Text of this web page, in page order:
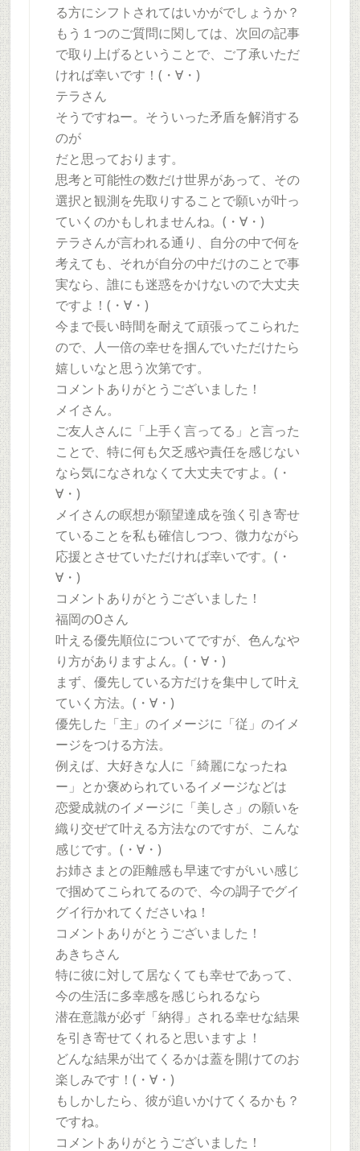
る方にシフトされてはいかがでしょうか？
もう１つのご質問に関しては、次回の記事
で取り上げるということで、ご了承いただ
ければ幸いです！(・∀・)
テラさん
そうですねー。そういった矛盾を解消する
のが
だと思っております。
思考と可能性の数だけ世界があって、その
選択と観測を先取りすることで願いが叶っ
ていくのかもしれませんね。(・∀・)
テラさんが言われる通り、自分の中で何を
考えても、それが自分の中だけのことで事
実なら、誰にも迷惑をかけないので大丈夫
ですよ！(・∀・)
今まで長い時間を耐えて頑張ってこられた
ので、人一倍の幸せを掴んでいただけたら
嬉しいなと思う次第です。
コメントありがとうございました！
メイさん。
ご友人さんに「上手く言ってる」と言った
ことで、特に何も欠乏感や責任を感じない
なら気になされなくて大丈夫ですよ。(・
∀・)
メイさんの瞑想が願望達成を強く引き寄せ
ていることを私も確信しつつ、微力ながら
応援とさせていただければ幸いです。(・
∀・)
コメントありがとうございました！
福岡のOさん
叶える優先順位についてですが、色んなや
り方がありますよん。(・∀・)
まず、優先している方だけを集中して叶え
ていく方法。(・∀・)
優先した「主」のイメージに「従」のイメ
ージをつける方法。
例えば、大好きな人に「綺麗になったね
ー」とか褒められているイメージなどは
恋愛成就のイメージに「美しさ」の願いを
織り交ぜて叶える方法なのですが、こんな
感じです。(・∀・)
お姉さまとの距離感も早速ですがいい感じ
で掴めてこられてるので、今の調子でグイ
グイ行かれてくださいね！
コメントありがとうございました！
あきちさん
特に彼に対して居なくても幸せであって、
今の生活に多幸感を感じられるなら
潜在意識が必ず「納得」される幸せな結果
を引き寄せてくれると思いますよ！
どんな結果が出てくるかは蓋を開けてのお
楽しみです！(・∀・)
もしかしたら、彼が追いかけてくるかも？
ですね。
コメントありがとうございました！